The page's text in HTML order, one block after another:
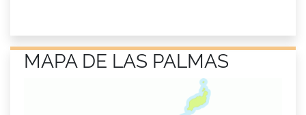
MAPA DE LAS PALMAS